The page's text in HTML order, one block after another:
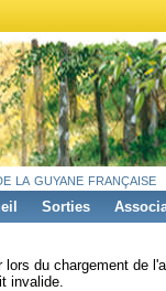
la guyane française
Sorties
lors du chargement de
invalide.